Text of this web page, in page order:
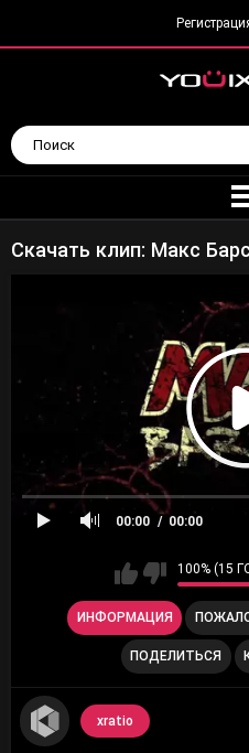
Скачать клип: Макс
00:00 00:00
100% (15
ИНФОРМАЦИЯ
ПОДЕЛИТЬСЯ
xratio